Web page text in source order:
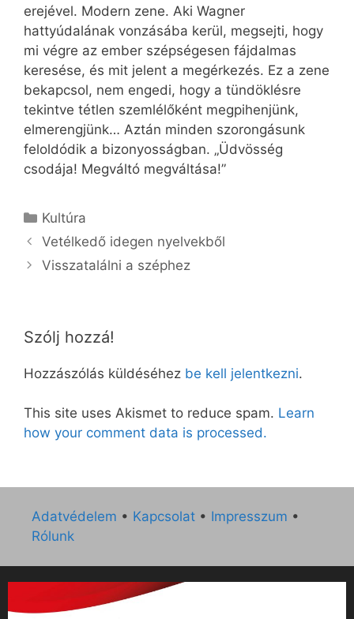
erejével. Modern zene. Aki Wagner
hattyúdalának vonzásába kerül, megsejti, hogy
mi végre az ember szépségesen fájdalmas
keresése, és mit jelent a megérkezés. Ez a zene
bekapcsol, nem engedi, hogy a tündöklésre
tekintve tétlen szemlélőként megpihenjünk,
elmerengjünk… Aztán minden szorongásunk
feloldódik a bizonyosságban. „Üdvösség
csodája! Megváltó megváltása!”
Kategória
Kultúra
Vetélkedő idegen nyelvekből
Visszatalálni a széphez
Szólj hozzá!
Hozzászólás küldéséhez be kell jelentkezni.
This site uses Akismet to reduce spam. Learn
how your comment data is processed.
Adatvédelem • Kapcsolat • Impresszum •
Rólunk